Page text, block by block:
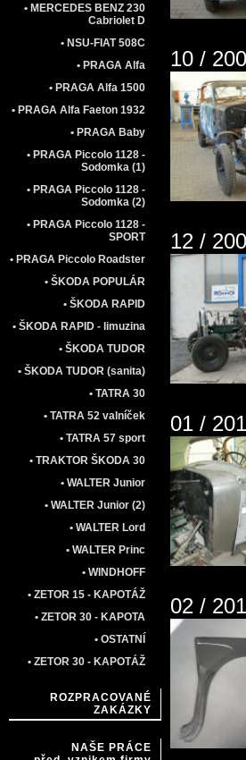
• MERCEDES BENZ 230
Cabriolet D
• NSU-FIAT 508C
• PRAGA Alfa
• PRAGA Alfa 1500
• PRAGA Alfa Faeton 1932
• PRAGA Baby
• PRAGA Piccolo 1128 -
Sodomka (1)
• PRAGA Piccolo 1128 -
Sodomka (2)
• PRAGA Piccolo 1128 -
SPORT
• PRAGA Piccolo Roadster
• ŠKODA POPULÁR
• ŠKODA RAPID
• ŠKODA RAPID - limuzina
• ŠKODA TUDOR
• ŠKODA TUDOR (sanita)
• TATRA 30
• TATRA 52 valníček
• TATRA 57 sport
• TRAKTOR ŠKODA 30
• WALTER Junior
• WALTER Junior (2)
• WALTER Lord
• WALTER Princ
• WINDHOFF
• ZETOR 15 - KAPOTÁŽ
• ZETOR 30 - KAPOTA
• OSTATNÍ
• ZETOR 30 - KAPOTÁŽ
ROZPRACOVANÉ
ZAKÁZKY
NAŠE PRÁCE
10 /
12 /
01 /
02 /